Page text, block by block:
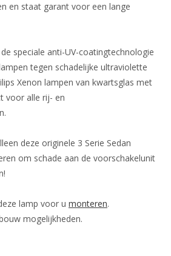
en staat garant voor een lange
speciale anti-UV-coatingtechnologie
tegen schadelijke ultraviolette
Xenon lampen van kwartsglas met
voor alle rij- en
deze originele 3 Serie Sedan
om schade aan de voorschakelunit
lamp voor u monteren.
mogelijkheden.